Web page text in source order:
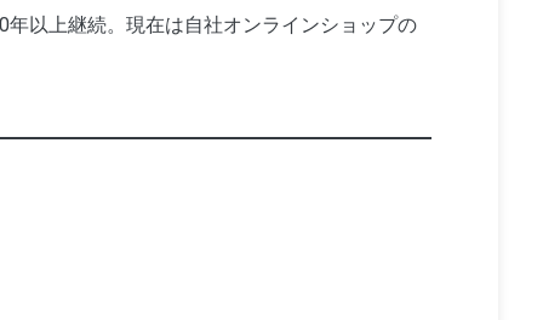
以上継続。現在は自社オンラインショップの